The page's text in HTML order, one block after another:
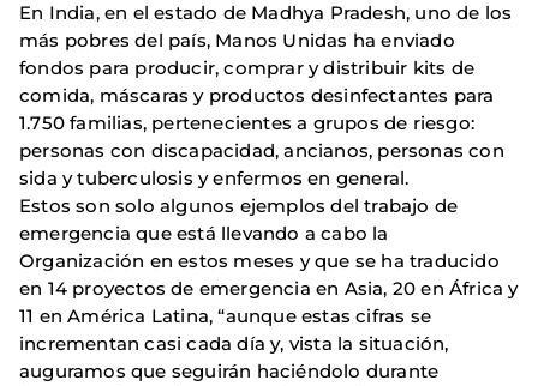
En India, en el estado de Madhya Pradesh, uno de los
más pobres del país, Manos Unidas ha enviado
fondos para producir, comprar y distribuir kits de
comida, máscaras y productos desinfectantes para
1.750 familias, pertenecientes a grupos de riesgo:
personas con discapacidad, ancianos, personas con
sida y tuberculosis y enfermos en general.
Estos son solo algunos ejemplos del trabajo de
emergencia que está llevando a cabo la
Organización en estos meses y que se ha traducido
en 14 proyectos de emergencia en Asia, 20 en África y
11 en América Latina, “aunque estas cifras se
incrementan casi cada día y, vista la situación,
auguramos que seguirán haciéndolo durante